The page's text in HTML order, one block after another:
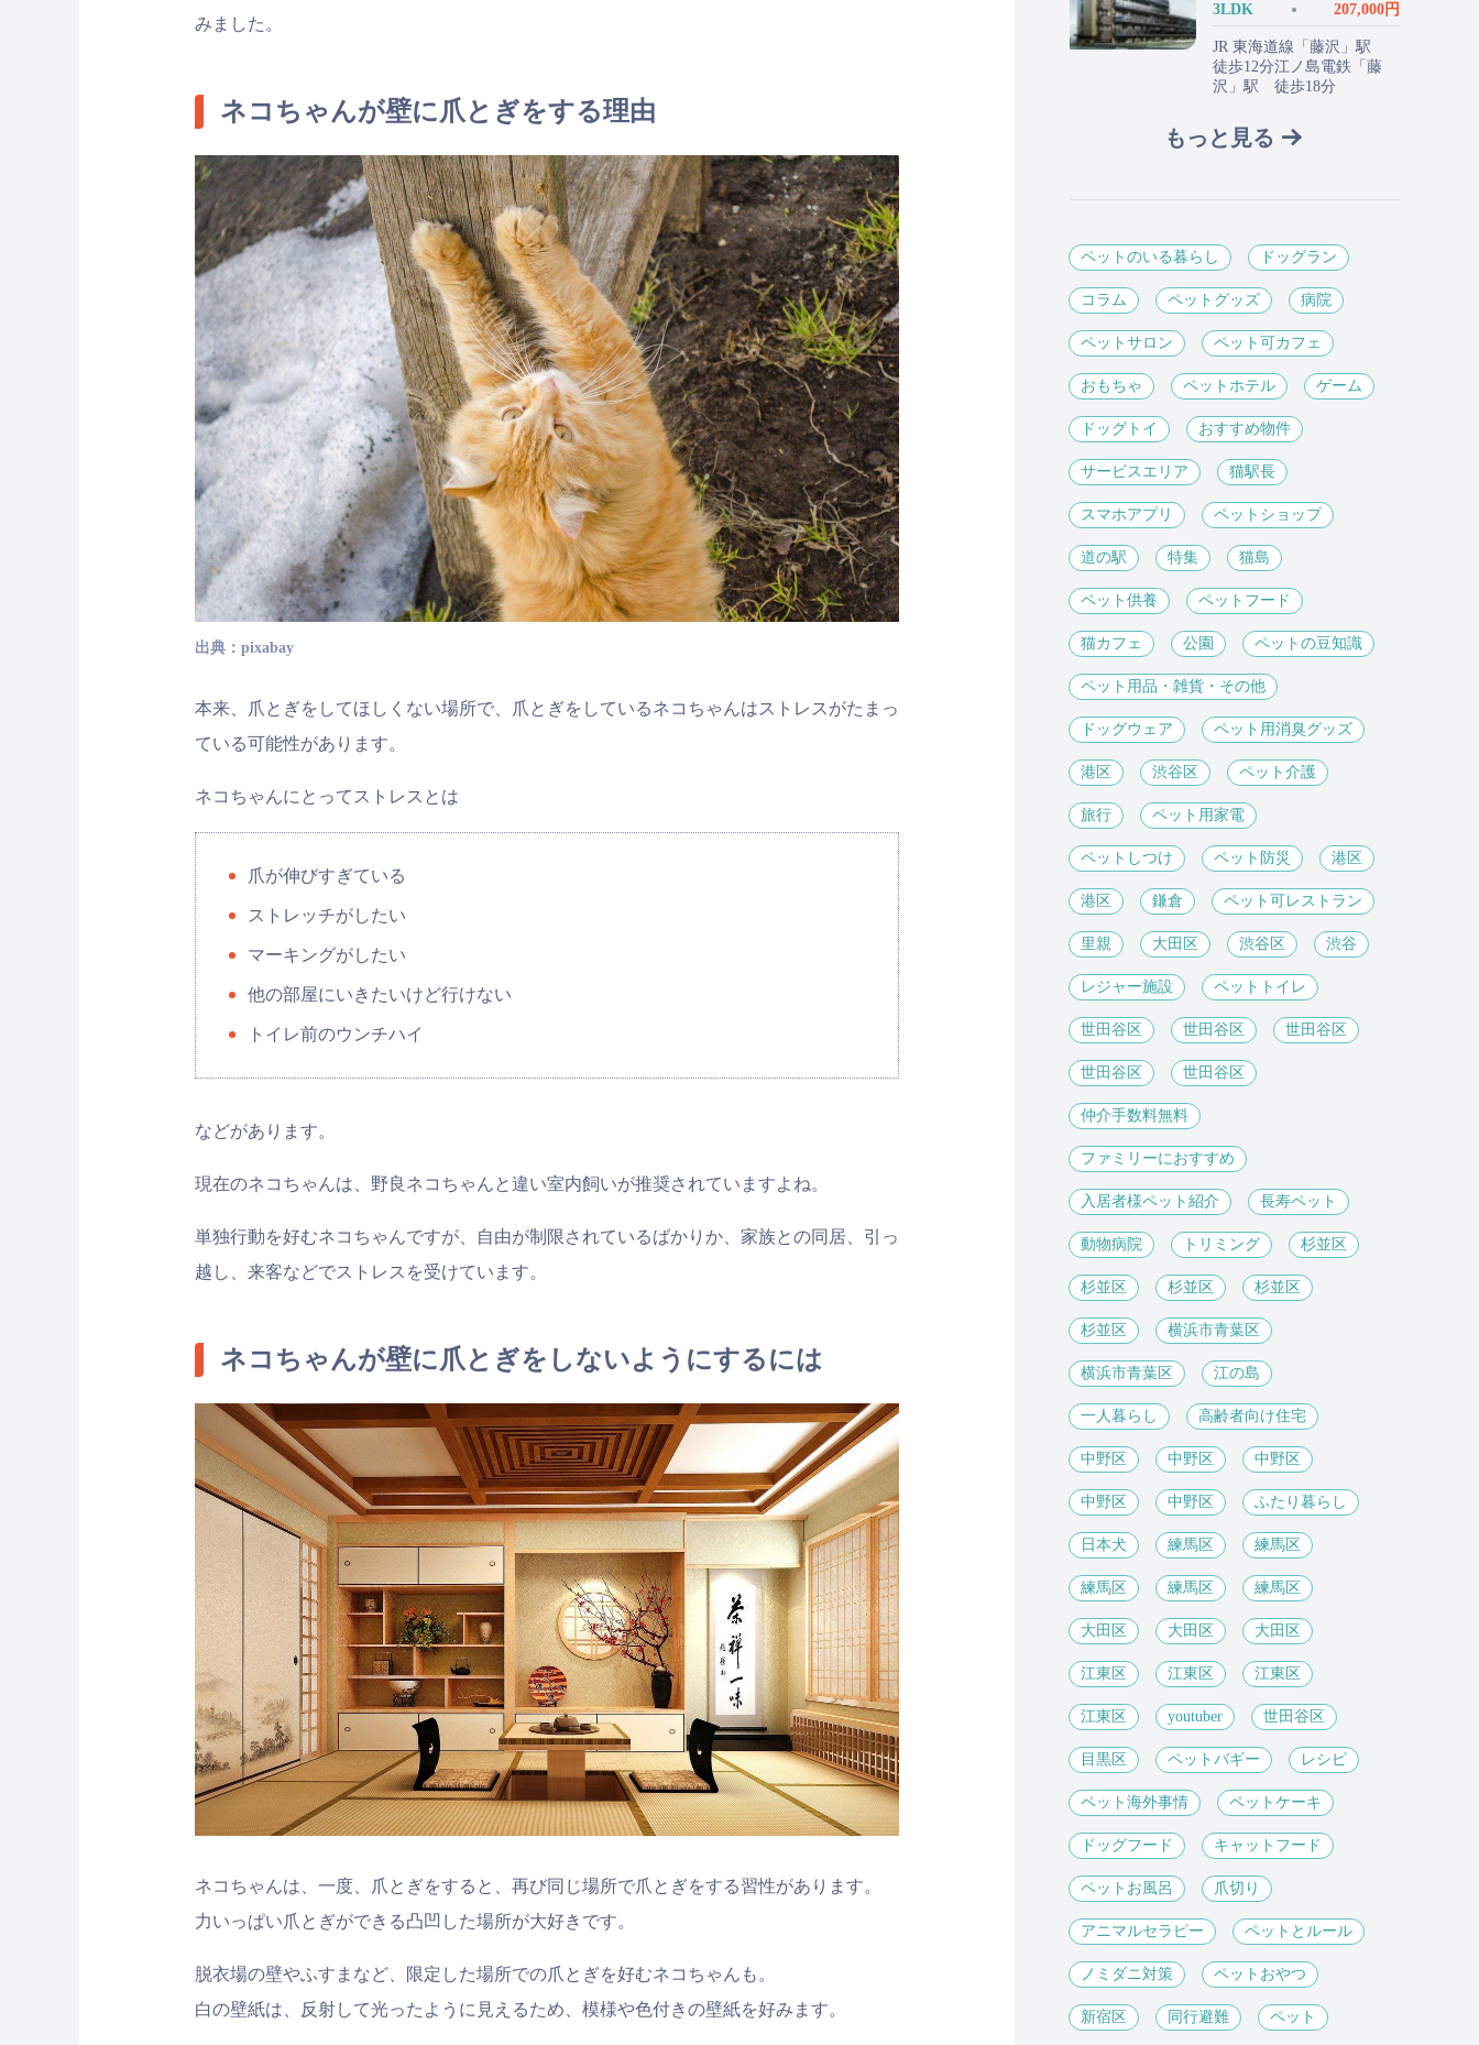
みました。
ネコちゃんが壁に爪とぎをする理由
出典：pixabay
本来、爪とぎをしてほしくない場所で、爪とぎをしているネコちゃんはストレスがたまっ
ている可能性があります。
ネコちゃんにとってストレスとは
爪が伸びすぎている
ストレッチがしたい
マーキングがしたい
他の部屋にいきたいけど行けない
トイレ前のウンチハイ
などがあります。
現在のネコちゃんは、野良ネコちゃんと違い室内飼いが推奨されていますよね。
単独行動を好むネコちゃんですが、自由が制限されているばかりか、家族との同居、引っ
越し、来客などでストレスを受けています。
ネコちゃんが壁に爪とぎをしないようにするには
ネコちゃんは、一度、爪とぎをすると、再び同じ場所で爪とぎをする習性があります。
力いっぱい爪とぎができる凸凹した場所が大好きです。
脱衣場の壁やふすまなど、限定した場所での爪とぎを好むネコちゃんも。
白の壁紙は、反射して光ったように見えるため、模様や色付きの壁紙を好みます。
3LDK 207,000円
JR 東海道線「藤沢」駅
徒歩12分江ノ島電鉄「藤
沢」駅 徒歩18分
もっと見る
ペットのいる暮らし ドッグラン
コラム ペットグッズ 病院
ペットサロン ペット可カフェ
おもちゃ ペットホテル ゲーム
ドッグトイ おすすめ物件
サービスエリア 猫駅長
スマホアプリ ペットショップ
道の駅 特集 猫島
ペット供養 ペットフード
猫カフェ 公園 ペットの豆知識
ペット用品・雑貨・その他
ドッグウェア ペット用消臭グッズ
港区 渋谷区 ペット介護
旅行 ペット用家電
ペットしつけ ペット防災 港区
港区 鎌倉 ペット可レストラン
里親 大田区 渋谷区 渋谷
レジャー施設 ペットトイレ
世田谷区 世田谷区 世田谷区
世田谷区 世田谷区
仲介手数料無料
ファミリーにおすすめ
入居者様ペット紹介 長寿ペット
動物病院 トリミング 杉並区
杉並区 杉並区 杉並区
杉並区 横浜市青葉区
横浜市青葉区 江の島
一人暮らし 高齢者向け住宅
中野区 中野区 中野区
中野区 中野区 ふたり暮らし
日本犬 練馬区 練馬区
練馬区 練馬区 練馬区
大田区 大田区 大田区
江東区 江東区 江東区
江東区 youtuber 世田谷区
目黒区 ペットバギー レシピ
ペット海外事情 ペットケーキ
ドッグフード キャットフード
ペットお風呂 爪切り
アニマルセラピー ペットとルール
ノミダニ対策 ペットおやつ
新宿区 同行避難 ペット